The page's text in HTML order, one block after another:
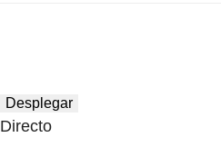
Desplegar
Directo